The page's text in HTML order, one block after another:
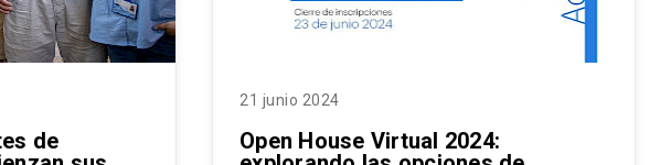
de
21 junio 2024
Open House Virtual 2024: